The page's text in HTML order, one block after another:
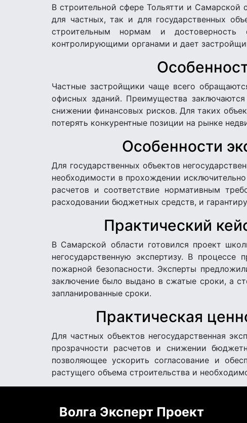
В строительной сфере Тольятти и Самарской
для частных, так и для государственных
строительным нормам и достоверность
контролирующими органами и дает
Частные застройщики чаще всего
офисных зданий. Преимущества
снижении финансовых рисков. Для таких
потерять конкурентные позиции на рынке
Особенности
Для государственных объектов
необходимости в прохождении
расчетов и соответствие нормативным
расходовании бюджетных средств, и
Практический
В Самарской области готовился проект
негосударственную экспертизу. В
пожарной безопасности. Эксперты
заключение было выдано в сжатые сроки, а
запланированные сроки.
Практическая
Для частных объектов негосударственная
прозрачности расчетов и снижении
позволяющее ускорить согласование и
растущего объема строительства и
Волга Эксперт Проект